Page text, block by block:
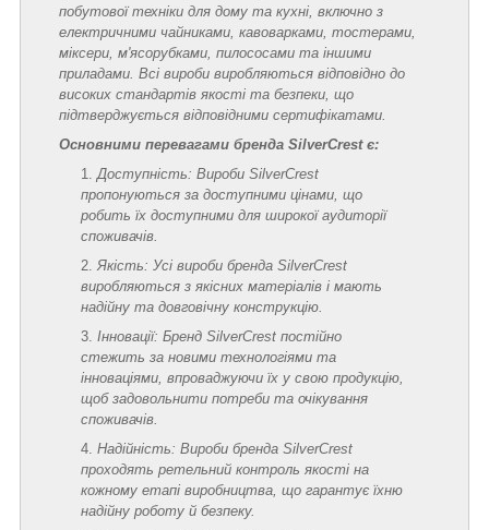
побутової техніки для дому та кухні, включно з
електричними чайниками, кавоварками, тостерами,
міксери, м'ясорубками, пилососами та іншими
приладами. Всі вироби виробляються відповідно до
високих стандартів якості та безпеки, що
підтверджується відповідними сертифікатами.
Основними перевагами бренда SilverCrest є:
Доступність: Вироби SilverCrest
пропонуються за доступними цінами, що
робить їх доступними для широкої аудиторії
споживачів.
Якість: Усі вироби бренда SilverCrest
виробляються з якісних матеріалів і мають
надійну та довговічну конструкцію.
Інновації: Бренд SilverCrest постійно
стежить за новими технологіями та
інноваціями, впроваджуючи їх у свою продукцію,
щоб задовольнити потреби та очікування
споживачів.
Надійність: Вироби бренда SilverCrest
проходять ретельний контроль якості на
кожному етапі виробництва, що гарантує їхню
надійну роботу й безпеку.